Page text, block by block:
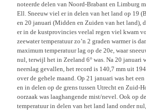
noteerde delen van Noord-Brabant en Limburg
Ell. Sneeuw viel er in delen van het land op 19
en 20 januari (Midden en Zuiden van het land),
er in de kustprovincies veelal regen viel kwam
zeewater temperatuur zo’n 2 graden warmer is
maximum temperatuur lag op de 20e, waar
nul, terwijl het in Zeeland 6° was. Na 20 januari
neerslag gevallen, het record is 140,7 mm uit
over de gehele maand. Op 21 januari was het
en in delen op de grens tussen Utrecht en Zuid-
oorzaak was laaghangende mist/nevel. Ook op
temperatuur in delen van het land land onder